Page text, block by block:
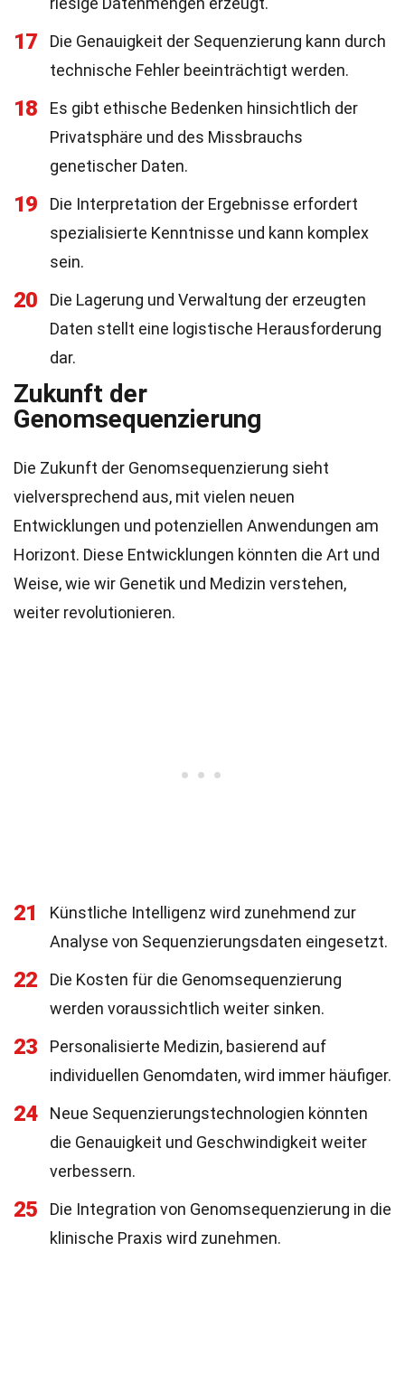
17
Die Genauigkeit der Sequenzierung kann durch
technische Fehler beeinträchtigt werden.
18
Es gibt ethische Bedenken hinsichtlich der
Privatsphäre und des Missbrauchs
genetischer Daten.
19
Die Interpretation der Ergebnisse erfordert
spezialisierte Kenntnisse und kann komplex
sein.
20
Die Lagerung und Verwaltung der erzeugten
Daten stellt eine logistische Herausforderung
dar.
Zukunft der
Genomsequenzierung
Die Zukunft der Genomsequenzierung sieht
vielversprechend aus, mit vielen neuen
Entwicklungen und potenziellen Anwendungen am
Horizont. Diese Entwicklungen könnten die Art und
Weise, wie wir Genetik und Medizin verstehen,
weiter revolutionieren.
21
Künstliche Intelligenz wird zunehmend zur
Analyse von Sequenzierungsdaten eingesetzt.
22
Die Kosten für die Genomsequenzierung
werden voraussichtlich weiter sinken.
23
Personalisierte Medizin, basierend auf
individuellen Genomdaten, wird immer häufiger.
24
Neue Sequenzierungstechnologien könnten
die Genauigkeit und Geschwindigkeit weiter
verbessern.
25
Die Integration von Genomsequenzierung in die
klinische Praxis wird zunehmen.